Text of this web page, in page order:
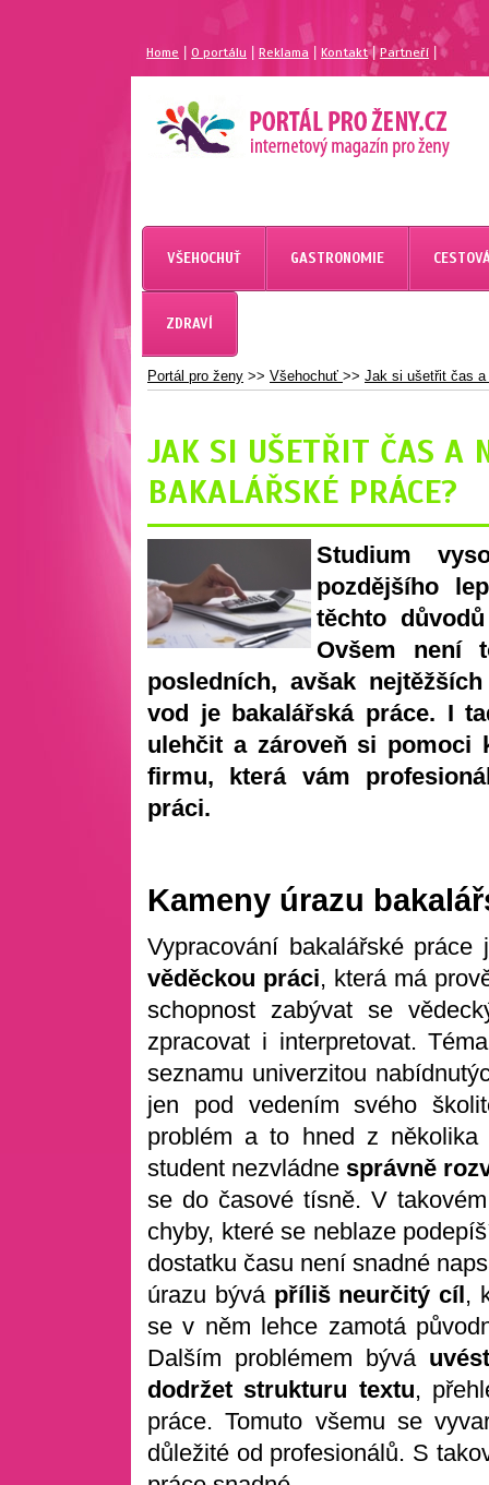
Home |O portálu Reklama Kontakt| Partneří
MAGAZÍN PRO ŽENY
PORTÁL PRO ŽENY.CZ
VŠEHOCHUŤ GASTRONOMIE
ZDRAVÍ
Portál pro ženy >> Všehochuť >> Jak si ušetřit čas a
JAK SI UŠETŘIT ČAS A
BAKALÁŘSKÉ PRÁCE?
Studium
pozdějšího
těchto
Ovšem není
posledních, avšak
vod je bakalářská práce. I
ulehčit a zároveň si pomoci
firmu, která vám
práci.
Kameny úrazu
Vypracování bakalářské
věděckou práci, která má
schopnost zabývat se
zpracovat i interpretovat.
seznamu univerzitou
jen pod vedením svého
problém a to hned z
student nezvládne správně
se do časové tísně. V
chyby, které se neblaze
dostatku času není snadné
úrazu bývá příliš neurčitý cíl,
se v něm lehce zamotá
Dalším problémem bývá
dodržet strukturu textu,
práce. Tomuto všemu se
důležité od profesionálů. S